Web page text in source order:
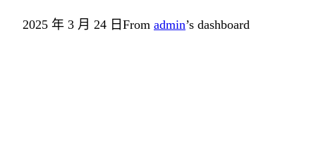
2025 年 3 月 24 日 From admin’s dashboard